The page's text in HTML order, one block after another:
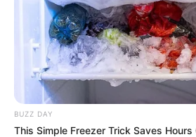
BUZZ DAY
This Simple Freezer Trick Saves Hours